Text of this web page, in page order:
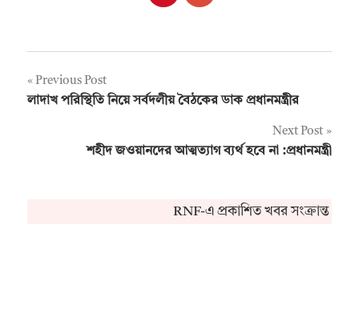
Post
Previous Post
লাদাখ পরিস্থিতি নিয়ে সর্বদলীয় বৈঠকের ডাক প্রধানমন্ত্রীর
Next Post
শহীদ জওয়ানদের আত্মত্যাগ ব্যর্থ হবে না :প্রধানমন্ত্রী
RNF-এ প্রকাশিত খবর সংক্রান্ত